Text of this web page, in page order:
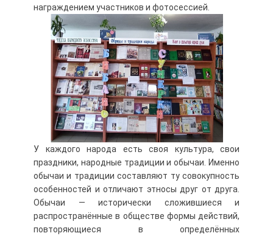
награждением участников и фотосессией.
У каждого народа есть своя культура, свои
праздники, народные традиции и обычаи. Именно
обычаи и традиции составляют ту совокупность
особенностей и отличают этносы друг от друга.
Обычаи — исторически сложившиеся и
распространённые в обществе формы действий,
повторяющиеся в определённых